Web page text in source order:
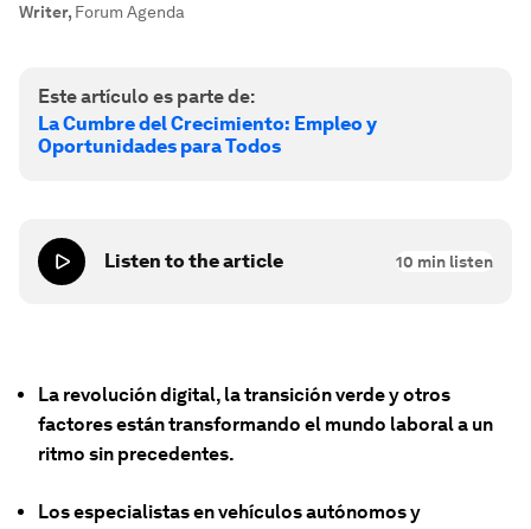
Writer, Forum Agenda
Este artículo es parte de:
La Cumbre del Crecimiento: Empleo y
Oportunidades para Todos
Listen to the article 10 min listen
La revolución digital, la transición verde y otros
factores están transformando el mundo laboral a un
ritmo sin precedentes.
Los especialistas en vehículos autónomos y